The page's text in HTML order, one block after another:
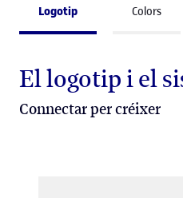
Logotip Colors
El logotip i el
Connectar per créixer